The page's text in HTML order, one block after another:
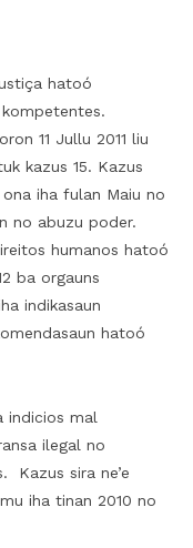
hatoó
11 Jullu 2011 liu
kazus 15. Kazus
iha fulan Maiu no
no abuzu poder.
humanos hatoó
ba orgauns
indikasaun
hatoó
indicios mal
ilegal no
Kazus sira ne’e
iha tinan 2010 no